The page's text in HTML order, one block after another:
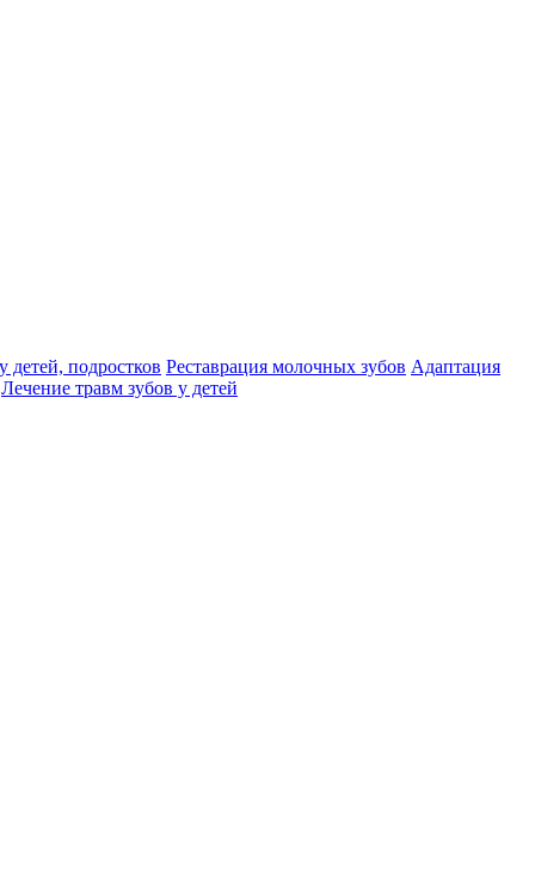
детей, подростков Реставрация молочных зубов Адаптация
Лечение травм зубов у детей